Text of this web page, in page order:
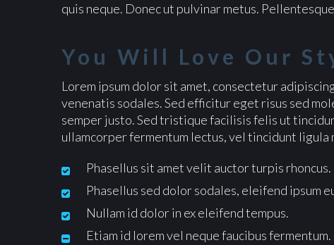
quis neque. Donec ut pulvinar metus.
You Will Love Our
Lorem ipsum dolor sit amet, consectetur
venenatis sodales. Sed efficitur eget risus sed
semper justo. Sed tristique facilisis felis ut
ullamcorper fermentum lectus, vel tincidunt ligula
Phasellus sit amet velit auctor turpis rhoncus.
Phasellus sed dolor sodales, eleifend ipsum
Nullam id dolor in ex eleifend tempus.
Etiam id lorem vel neque faucibus fermentum.